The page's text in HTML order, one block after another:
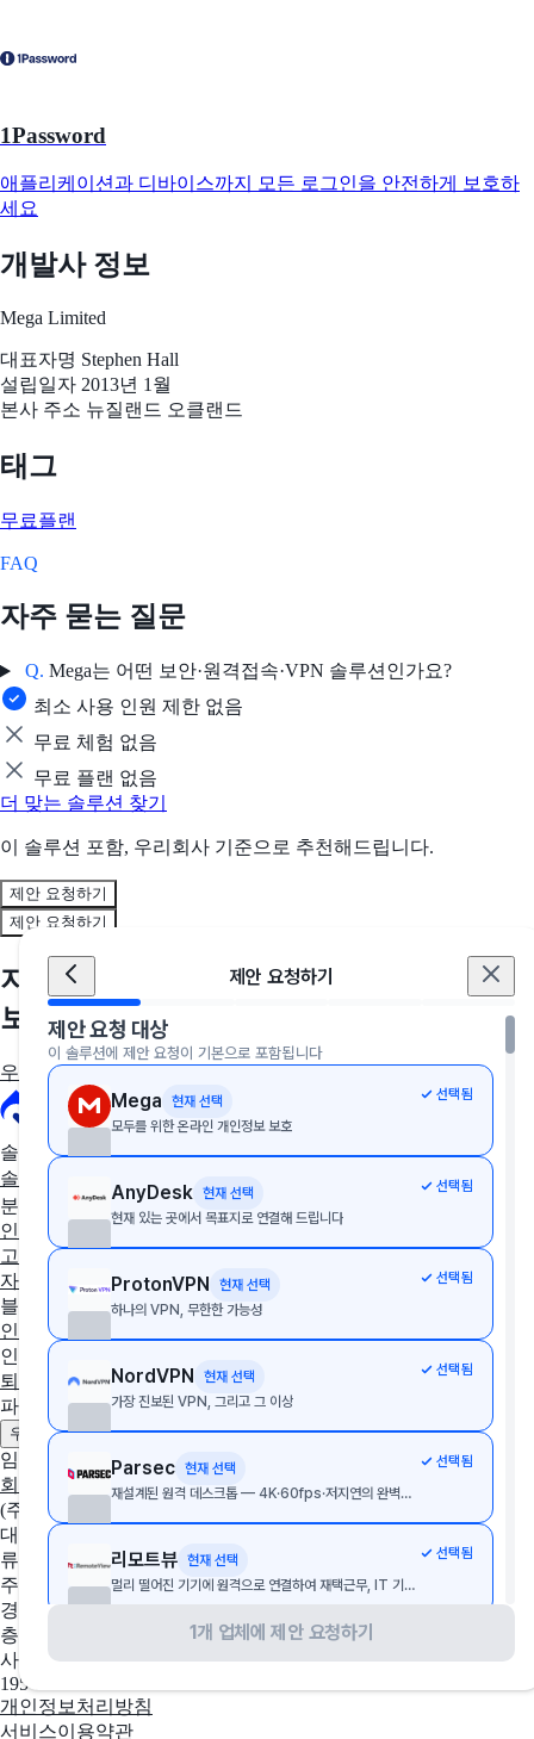
1Password
애플리케이션과 디바이스까지 모든 로그인을 안전하게 보호하
세요
개발사 정보
Mega Limited
대표자명 Stephen Hall
설립일자 2013년 1월
본사 주소 뉴질랜드 오클랜드
태그
무료플랜
FAQ
자주 묻는 질문
Q. Mega는 어떤 보안·원격접속·VPN 솔루션인가요?
최소 사용 인원 제한 없음
무료 체험 없음
무료 플랜 없음
더 맞는 솔루션 찾기
이 솔루션 포함, 우리회사 기준으로 추천해드립니다.
제안 요청하기
제안 요청하기
제안 요청 대상
이 솔루션에 제안 요청이 기본으로 포함됩니다
Mega
현재 선택
모두를 위한 온라인 개인정보 보호
선택됨
AnyDesk 현재 선택
현재 있는 곳에서 목표지로 연결해 드립니다
선택됨
ProtonVPN
현재 선택
하나의 VPN, 무한한 가능성
선택됨
NordVPN
현재 선택
가장 진보된 VPN, 그리고 그 이상
선택됨
Parsec 현재 선택
재설계된 원격 데스크톱 — 4K·60fps·저지연의 완벽한 접근
선택됨
리모트뷰 현재 선택
멀리 떨어진 기기에 원격으로 연결하여 재택근무, IT 기기 관리, 무인기기/매장 관리 등 다양하게 활용되는 원격 데스크톱
선택됨
1개 업체에 제안 요청하기
제안 요청하기
지금, 우리 회사에 딱 맞는 솔루션을 만나
보세요
우리 회사에 딱 맞는 툴 추천받기
솔루션 추천
솔루션 추천받기
분야별 솔루션
인사·노무
협업툴·그룹웨어 세무·회계 문서관리
영업·
고객관리 AI·자동화 데이터 분석 마케팅 이커머스 웹사이트
자인툴
개발운영 보안접속 통합 자산 관리
교육관리
블로그
인사이트
인사노무 계산기
퇴직금 계산기 4대보험 계산기
파트너
우리 솔루션 등록하기 제휴 문의하기 광고 문의하기
임팩트플로우
회사 소개 팀 소개 채용중인 포지션
(주)임팩트플로우
대표자
류효권
주소
경기도 성남시 수정구 창업로 43, 판교글로벌비즈센터 업무동 4
층 2호
사업자 등록번호
195-88-03109
개인정보처리방침
서비스이용약관